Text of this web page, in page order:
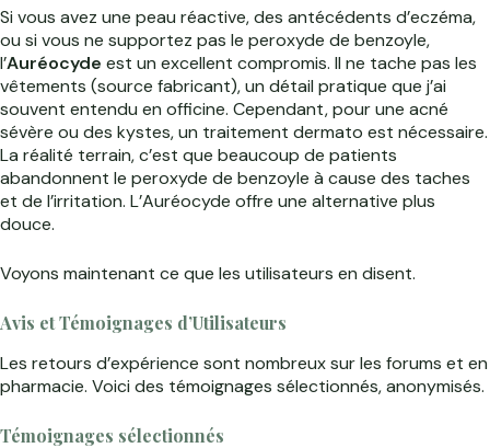
Si vous avez une peau réactive, des antécédents d’eczéma,
ou si vous ne supportez pas le peroxyde de benzoyle,
l’Auréocyde est un excellent compromis. Il ne tache pas les
vêtements (source fabricant), un détail pratique que j’ai
souvent entendu en officine. Cependant, pour une acné
sévère ou des kystes, un traitement dermato est nécessaire.
La réalité terrain, c’est que beaucoup de patients
abandonnent le peroxyde de benzoyle à cause des taches
et de l’irritation. L’Auréocyde offre une alternative plus
douce.
Voyons maintenant ce que les utilisateurs en disent.
Avis et Témoignages d’Utilisateurs
Les retours d’expérience sont nombreux sur les forums et en
pharmacie. Voici des témoignages sélectionnés, anonymisés.
Témoignages sélectionnés